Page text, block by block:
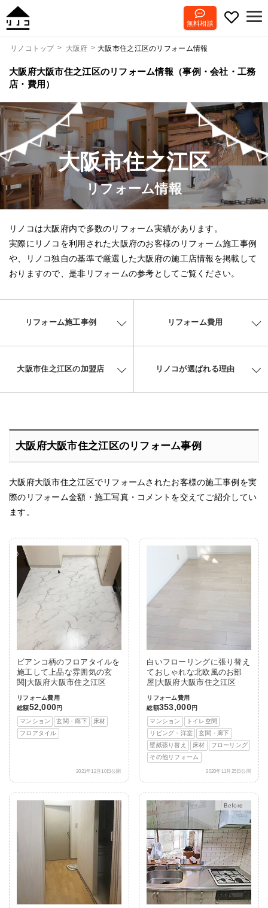
無料相談
リノコトップ 大阪府 大阪市住之江区のリフォーム情報
大阪府大阪市住之江区のリフォーム情報（事例・会社・工務
店・費用）
大阪市住之江区
リフォーム情報
リノコは大阪府内で多数のリフォーム実績があります。
実際にリノコを利用された大阪府のお客様のリフォーム施工事例
や、リノコ独自の基準で厳選した大阪府の施工店情報を掲載して
おりますので、是非リフォームの参考としてご覧ください。
リフォーム施工事例 リフォーム費用
大阪市住之江区の加盟店 リノコが選ばれる理由
大阪府大阪市住之江区のリフォーム事例
大阪府大阪市住之江区でリフォームされたお客様の施工事例を実
際のリフォーム金額・施工写真・コメントを交えてご紹介してい
ます。
ビアンコ柄のフロアタイルを
施工して上品な雰囲気の玄
関|大阪府大阪市住之江区
リフォーム費用
総額52,000円
マンション
玄関・廊下
床材
フロアタイル
2021年12月10日公開
白いフローリングに張り替え
ておしゃれな北欧風のお部
屋|大阪府大阪市住之江区
リフォーム費用
総額353,000円
マンション
トイレ空間
リビング・洋室
玄関・廊下
壁紙張り替え
床材
フローリング
その他リフォーム
2020年11月25日公開
After